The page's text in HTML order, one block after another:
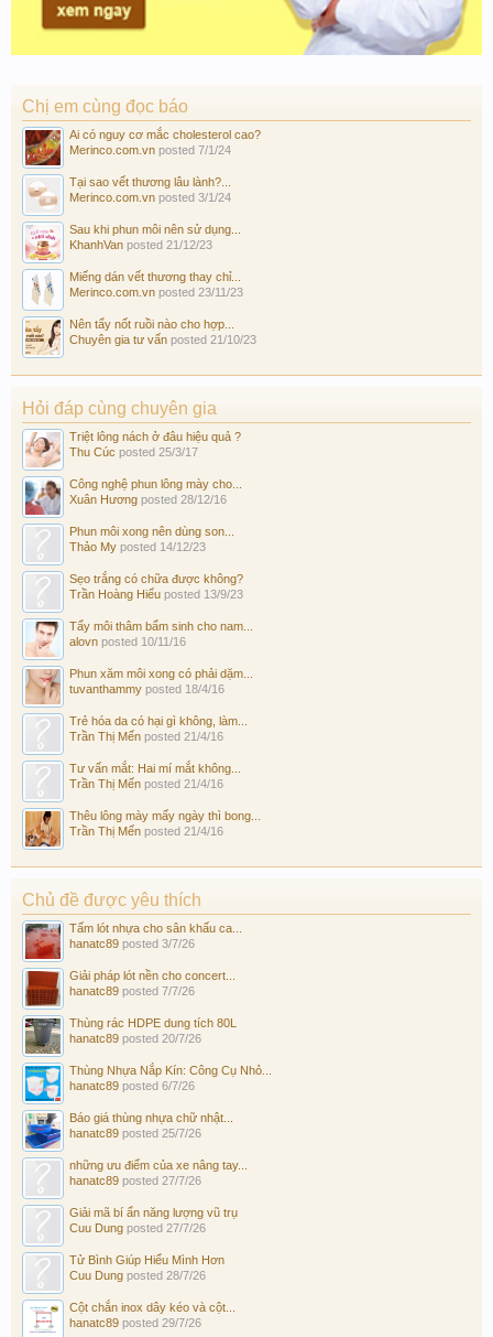
Chị em cùng đọc báo
Ai có nguy cơ mắc cholesterol cao?
Merinco.com.vn posted 7/1/24
Tại sao vết thương lâu lành?...
Merinco.com.vn posted 3/1/24
Sau khi phun môi nên sử dụng...
KhanhVan posted 21/12/23
Miếng dán vết thương thay chỉ...
Merinco.com.vn posted 23/11/23
Nên tẩy nốt ruồi nào cho hợp...
Chuyên gia tư vấn posted 21/10/23
Hỏi đáp cùng chuyên gia
Triệt lông nách ở đâu hiệu quả ?
Thu Cúc posted 25/3/17
Công nghệ phun lông mày cho...
Xuân Hương posted 28/12/16
Phun môi xong nên dùng son...
Thảo My posted 14/12/23
Sẹo trắng có chữa được không?
Trần Hoàng Hiếu posted 13/9/23
Tẩy môi thâm bẩm sinh cho nam...
alovn posted 10/11/16
Phun xăm môi xong có phải dặm...
tuvanthammy posted 18/4/16
Trẻ hóa da có hại gì không, làm...
Trần Thị Mến posted 21/4/16
Tư vấn mắt: Hai mí mắt không...
Trần Thị Mến posted 21/4/16
Thêu lông mày mấy ngày thì bong...
Trần Thị Mến posted 21/4/16
Chủ đề được yêu thích
Tấm lót nhựa cho sân khấu ca...
hanatc89 posted 3/7/26
Giải pháp lót nền cho concert...
hanatc89 posted 7/7/26
Thùng rác HDPE dung tích 80L
hanatc89 posted 20/7/26
Thùng Nhựa Nắp Kín: Công Cụ Nhỏ...
hanatc89 posted 6/7/26
Báo giá thùng nhựa chữ nhật...
hanatc89 posted 25/7/26
những ưu điểm của xe nâng tay...
hanatc89 posted 27/7/26
Giải mã bí ẩn năng lượng vũ trụ
Cuu Dung posted 27/7/26
Tử Bình Giúp Hiểu Mình Hơn
Cuu Dung posted 28/7/26
Cột chắn inox dây kéo và cột...
hanatc89 posted 29/7/26